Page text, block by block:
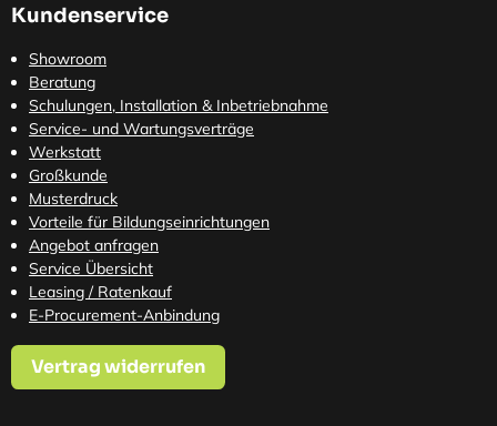
Kundenservice
Showroom
Beratung
Schulungen, Installation & Inbetriebnahme
Service- und Wartungsverträge
Werkstatt
Großkunde
Musterdruck
Vorteile für Bildungseinrichtungen
Angebot anfragen
Service Übersicht
Leasing / Ratenkauf
E-Procurement-Anbindung
Vertrag widerrufen